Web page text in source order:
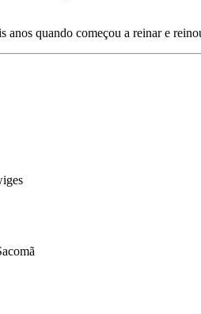
anos quando começou a reinar e